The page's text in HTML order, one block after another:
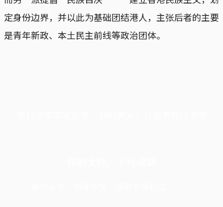
定身份边界，并以此为基础团结港人，主张后者的主要
是青年新政、本土民主前线等政治团体。